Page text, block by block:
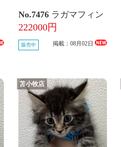
No.7476 ラガマフィン
222000円
販売中 掲載：08月02日
苫小牧店